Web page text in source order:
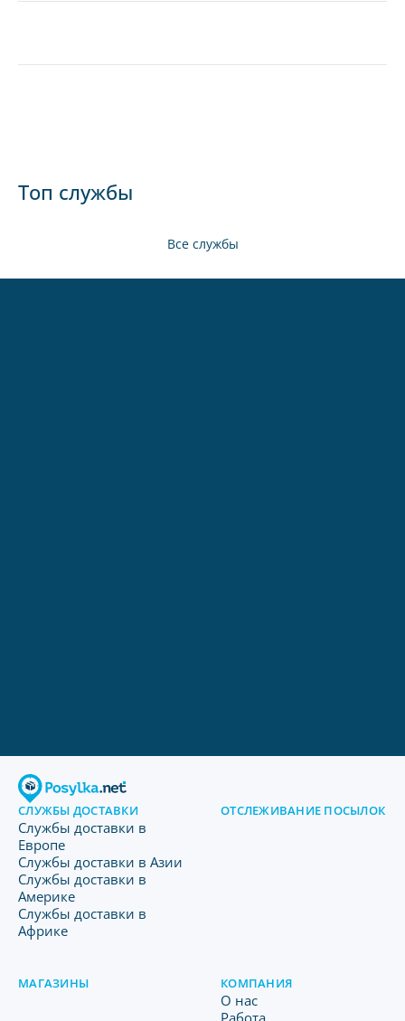
Топ службы
Все службы
СЛУЖБЫ ДОСТАВКИ
Службы доставки в
Европе
Службы доставки в Азии
Службы доставки в
Америке
Службы доставки в
Африке
ОТСЛЕЖИВАНИЕ ПОСЫЛОК
МАГАЗИНЫ КОМПАНИЯ
O нас
Работа